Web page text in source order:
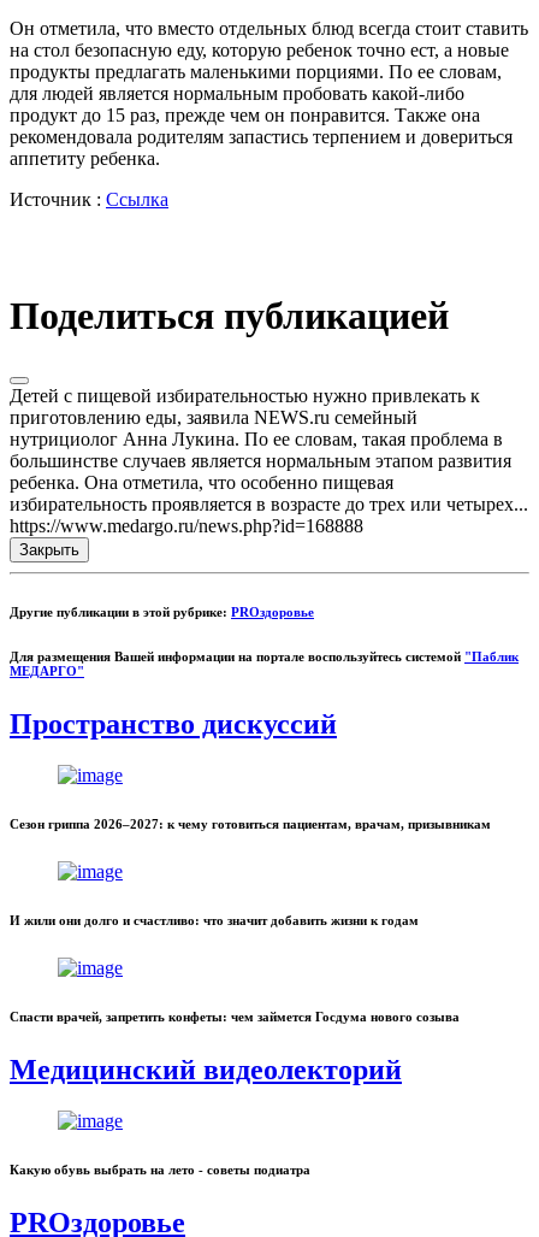
Он отметила, что вместо отдельных блюд всегда стоит ставить
на стол безопасную еду, которую ребенок точно ест, а новые
продукты предлагать маленькими порциями. По ее словам,
для людей является нормальным пробовать какой-либо
продукт до 15 раз, прежде чем он понравится. Также она
рекомендовала родителям запастись терпением и довериться
аппетиту ребенка.
Источник : Ссылка
Поделиться публикацией
Детей с пищевой избирательностью нужно привлекать к
приготовлению еды, заявила NEWS.ru семейный
нутрициолог Анна Лукина. По ее словам, такая проблема в
большинстве случаев является нормальным этапом развития
ребенка. Она отметила, что особенно пищевая
избирательность проявляется в возрасте до трех или четырех...
https://www.medargo.ru/news.php?id=168888
Закрыть
Другие публикации в этой рубрике: PROздоровье
Для размещения Вашей информации на портале воспользуйтесь системой "Паблик
МЕДАРГО"
Пространство дискуссий
Сезон гриппа 2026–2027: к чему готовиться пациентам, врачам, призывникам
И жили они долго и счастливо: что значит добавить жизни к годам
Спасти врачей, запретить конфеты: чем займется Госдума нового созыва
Медицинский видеолекторий
Какую обувь выбрать на лето - советы подиатра
PROздоровье